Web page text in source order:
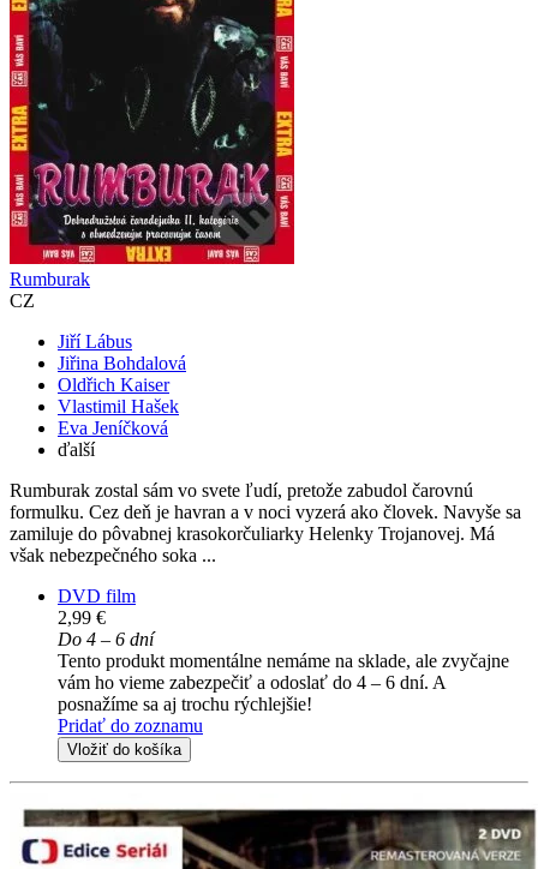
Rumburak
CZ
Jiří Lábus
Jiřina Bohdalová
Oldřich Kaiser
Vlastimil Hašek
Eva Jeníčková
ďalší
Rumburak zostal sám vo svete ľudí, pretože zabudol čarovnú
formulku. Cez deň je havran a v noci vyzerá ako človek. Navyše sa
zamiluje do pôvabnej krasokorčuliarky Helenky Trojanovej. Má
však nebezpečného soka ...
DVD film
2,99 €
Do 4 – 6 dní
Tento produkt momentálne nemáme na sklade, ale zvyčajne
vám ho vieme zabezpečiť a odoslať do 4 – 6 dní. A
posnažíme sa aj trochu rýchlejšie!
Pridať do zoznamu
Vložiť do košíka